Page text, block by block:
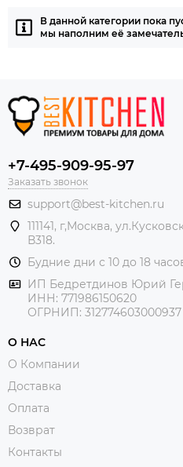
В данной категории пока
мы наполним её
+7-495-909-95-97
Заказать звонок
support@best-kitchen.ru
111141, г,Москва,
В318.
Будние дни с 10 до 18
ИП Бедретдинов Юрий
ИНН: 771986150620
ОГРНИП: 312774603000937
О НАС
О Компании
Доставка
Оплата
Возврат
Контакты